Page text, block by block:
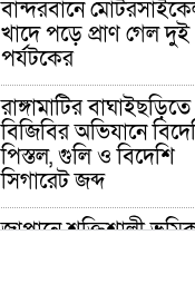
বান্দরবানে
খাদে পড়ে প্রাণ গেল দুই
পর্যটকের
রাঙ্গামাটির বাঘাইছড়িতে
বিজিবির অভিযানে
পিস্তল, গুলি ও বিদেশি
সিগারেট জব্দ
জাপানে শক্তিশালী